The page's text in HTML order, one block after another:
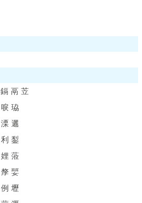
鎘 鬲 苙
唳 珕
溧 邐
利 鋫
娌 蒞
孷 婯
例 壢